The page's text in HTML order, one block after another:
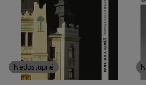
Nedostupné